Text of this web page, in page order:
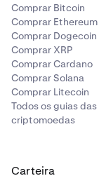
Comprar Bitcoin
Comprar Ethereum
Comprar Dogecoin
Comprar XRP
Comprar Cardano
Comprar Solana
Comprar Litecoin
Todos os guias das
criptomoedas
Carteira